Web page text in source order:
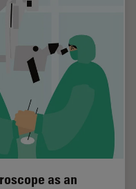
as an